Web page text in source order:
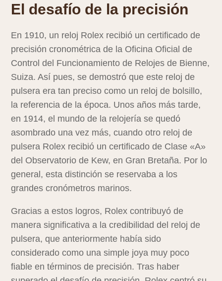
El desafío de la precisión
En 1910, un reloj Rolex recibió un certificado de
precisión cronométrica de la Oficina Oficial de
Control del Funcionamiento de Relojes de Bienne,
Suiza. Así pues, se demostró que este reloj de
pulsera era tan preciso como un reloj de bolsillo,
la referencia de la época. Unos años más tarde,
en 1914, el mundo de la relojería se quedó
asombrado una vez más, cuando otro reloj de
pulsera Rolex recibió un certificado de Clase «A»
del Observatorio de Kew, en Gran Bretaña. Por lo
general, esta distinción se reservaba a los
grandes cronómetros marinos.
Gracias a estos logros, Rolex contribuyó de
manera significativa a la credibilidad del reloj de
pulsera, que anteriormente había sido
considerado como una simple joya muy poco
fiable en términos de precisión. Tras haber